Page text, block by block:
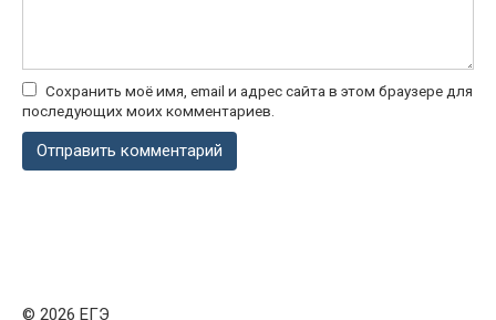
Сохранить моё имя, email и адрес сайта в этом браузере для
последующих моих комментариев.
© 2026 ЕГЭ